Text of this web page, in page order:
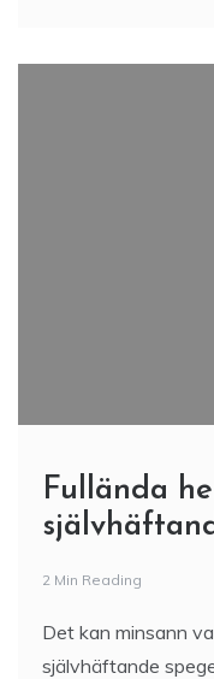
Fullända
2 Min Reading
Det kan minsann
självhäftande